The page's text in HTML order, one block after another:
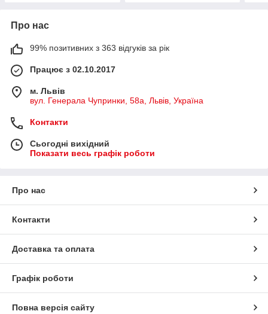
Про нас
99% позитивних з 363 відгуків за рік
Працює з 02.10.2017
м. Львів
вул. Генерала Чупринки, 58а, Львів, Україна
Контакти
Сьогодні вихідний
Показати весь графік роботи
Про нас
Контакти
Доставка та оплата
Графік роботи
Повна версія сайту